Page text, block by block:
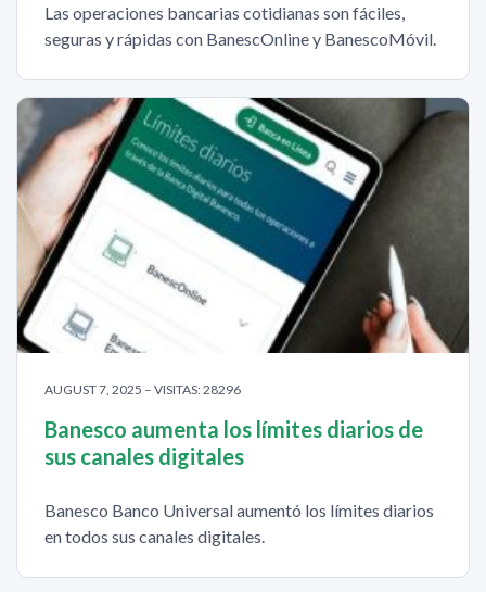
Las operaciones bancarias cotidianas son fáciles,
seguras y rápidas con BanescOnline y BanescoMóvil.
AUGUST 7, 2025 – VISITAS: 28296
Banesco aumenta los límites diarios de
sus canales digitales
Banesco Banco Universal aumentó los límites diarios
en todos sus canales digitales.